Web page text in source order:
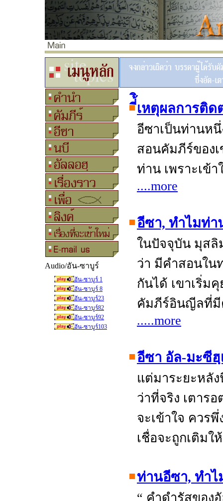
Audio/อัน-ซาบูร์
อัน-ซาบูร์ 1
อัน-ซาบูร์ 8
อัน-ซาบูร์23
อัน-ซาบูร์82
อัน-ซาบูร์92
อัน-ซาบูร์103
เหตุผลการติ
อีซาเป็นท่านห
สอนคัมภีร์ของ
ท่าน เพราะเข้
....more
อีซา, ทำไมท่า
ในปัจจุบัน มุสลิ
ว่า มีคำสอนใน
กันได้ เขาเริ่ม
คัมภีร์อินญีลที่มี
.....more
อีซา อัล-มะซีฮฺ
แต่มาระยะหลั
ว่าที่จริง เตาร
จะเข้าใจ ควร
เชื่อจะถูกเติมใ
ท่านอีซา, ทำไ
“ คำดำรัสของ